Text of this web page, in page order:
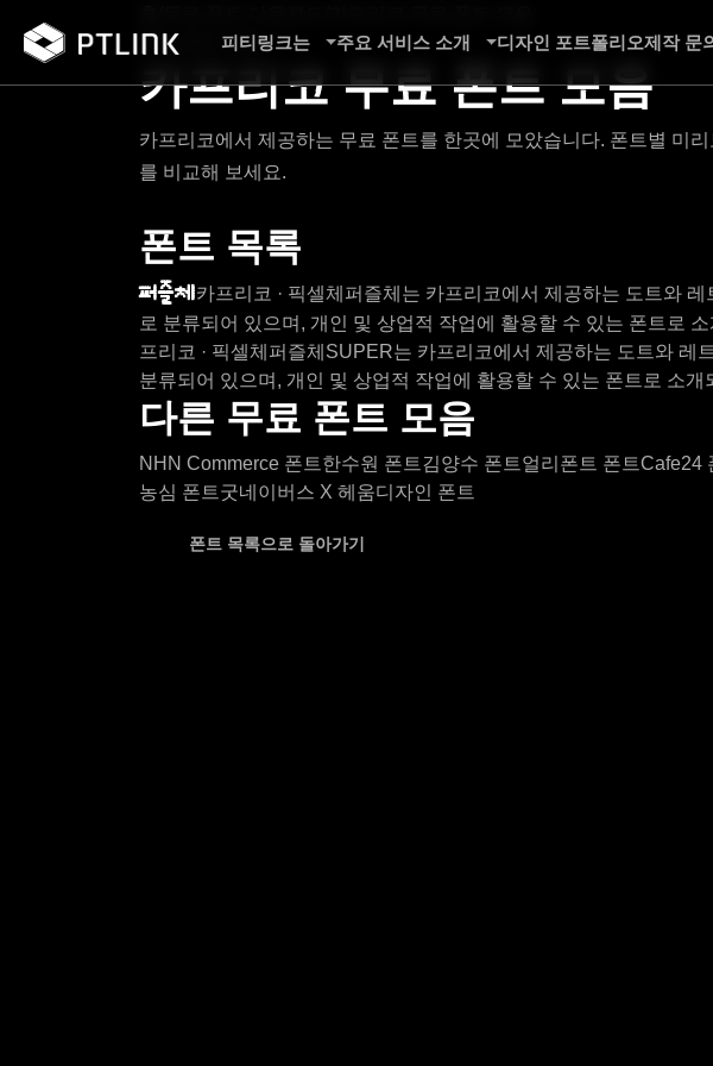
피티링크는 주요 서비스 소개 디자인 포트폴리오제작 문
무료 폰트 모음
카프리코 무료 폰트 모음
카프리코에서 제공하는 무료 폰트를 한곳에 모았습니다. 폰트별 미
를 비교해 보세요.
폰트 목록
퍼즐체카프리코 · 픽셀체 퍼즐체는 카프리코에서 제공하는 도트와
로 분류되어 있으며, 개인 및 상업적 작업에 활용할 수 있는 폰트로
프리코 · 픽셀체 퍼즐체SUPER는 카프리코에서 제공하는 도트와 레
분류되어 있으며, 개인 및 상업적 작업에 활용할 수 있는 폰트로 소
다른 무료 폰트 모음
NHN Commerce 폰트 한수원 폰트 김양수 폰트 얼리폰트 폰트Cafe24
농심 폰트 굿네이버스 X 헤움디자인 폰트
폰트 목록으로 돌아가기